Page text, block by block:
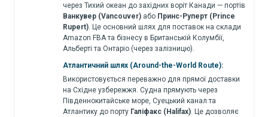
через Тихий океан до західних воріт Канади — портів
Ванкувер (Vancouver) або Принс-Руперт (Prince
Rupert). Це основний шлях для поставок на склади
Amazon FBA та бізнесу в Британській Колумбії,
Альберті та Онтаріо (через залізницю).
Атлантичний шлях (Around-the-World Route):
Використовується переважно для прямої доставки
на Східне узбережжя. Судна прямують через
Південнокитайське море, Суецький канал та
Атлантику до порту Галіфакс (Halifax). Це дозволяє